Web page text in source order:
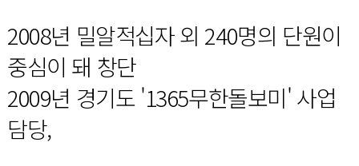
2008년 밀알적십자 외 240명의 단원이
중심이 돼 창단
2009년 경기도 '1365무한돌보미' 사업
담당,